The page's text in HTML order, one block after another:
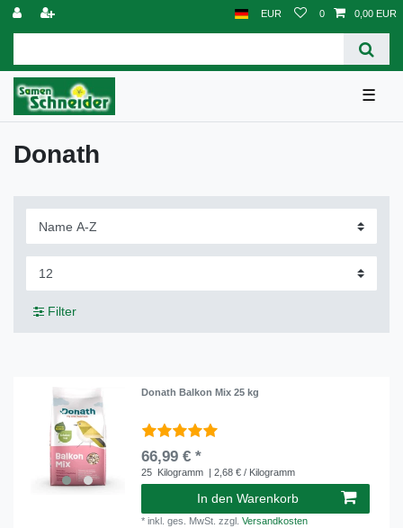
EUR 0 0,00 EUR
☰
Donath
Filter
Donath Balkon Mix 25 kg
66,99 € *
25 Kilogramm | 2,68 € / Kilogramm
In den Warenkorb
*inkl. ges. MwSt. zzgl.Versandkosten